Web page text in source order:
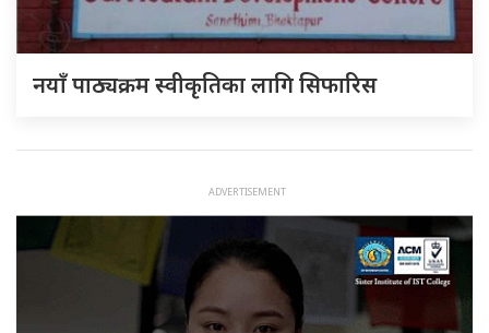
नयाँ पाठ्यक्रम स्वीकृतिका लागि सिफारिस